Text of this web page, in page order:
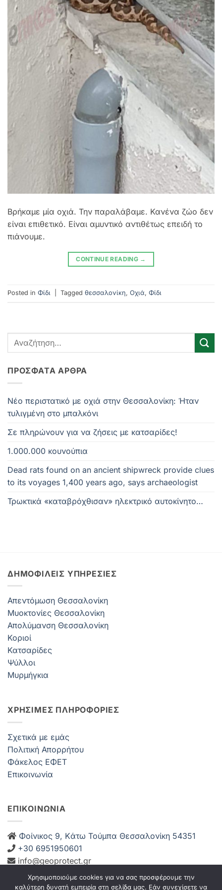
Βρήκαμε μία οχιά. Την παραλάβαμε. Κανένα ζώο δεν
είναι επιθετικό. Είναι αμυντικό αντιθέτως επειδή το
πιάνουμε.
CONTINUE READING →
Posted in Φίδι Tagged θεσσαλονίκη, Οχιά, Φίδι
ΠΡΌΣΦΑΤΑ ΆΡΘΡΑ
Νέο περιστατικό με οχιά στην Θεσσαλονίκη: Ήταν
τυλιγμένη στο μπαλκόνι
Σε πληρώνουν για να ζήσεις με κατσαρίδες!
1.000.000 κουνούπια
Dead rats found on an ancient shipwreck provide clues
to its voyages 1,400 years ago, says archaeologist
Τρωκτικά «καταβρόχθισαν» ηλεκτρικό αυτοκίνητο…
ΔΗΜΟΦΙΛΕΊΣ ΥΠΗΡΕΣΊΕΣ
Απεντόμωση Θεσσαλονίκη
Μυοκτονίες Θεσσαλονίκη
Απολύμανση Θεσσαλονίκη
Κοριοί
Κατσαρίδες
Ψύλλοι
Μυρμήγκια
ΧΡΗΣΙΜΕΣ ΠΛΗΡΟΦΟΡΙΕΣ
Σχετικά με εμάς
Πολιτική Απορρήτου
Φάκελος ΕΦΕΤ
Επικοινωνία
ΕΠΙΚΟΙΝΩΝΙΑ
Φοίνικος 9, Kάτω Τούμπα Θεσσαλονίκη 54351
+30 6951950601
info@geoprotect.gr
Δευ-Παρ: 08:00 – 21:00
Σάββατο: 08:00 – 14:00 Κυριακή: Κλειστά
Χρησιμοποιούμε cookies για να σας προσφέρουμε την
καλύτερη δυνατή εμπειρία στη σελίδα μας. Εάν συνεχίσετε να